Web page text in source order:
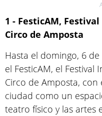
1 - FesticAM,
Circo de Amposta
Hasta el domingo, 6
el FesticAM, el
Circo de Amposta,
ciudad como un
teatro físico y las artes